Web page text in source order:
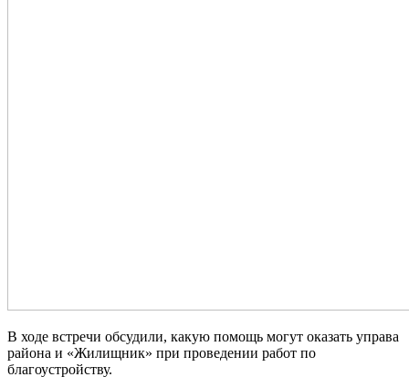
В ходе встречи обсудили, какую помощь могут оказать управа
района и «Жилищник» при проведении работ по
благоустройству.